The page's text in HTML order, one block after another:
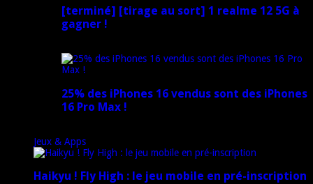
[terminé] [tirage au sort] 1 realme 12 5G à
gagner !
25% des iPhones 16 vendus sont des iPhones
16 Pro Max !
Jeux & Apps
Haikyu ! Fly High : le jeu mobile en pré-inscription